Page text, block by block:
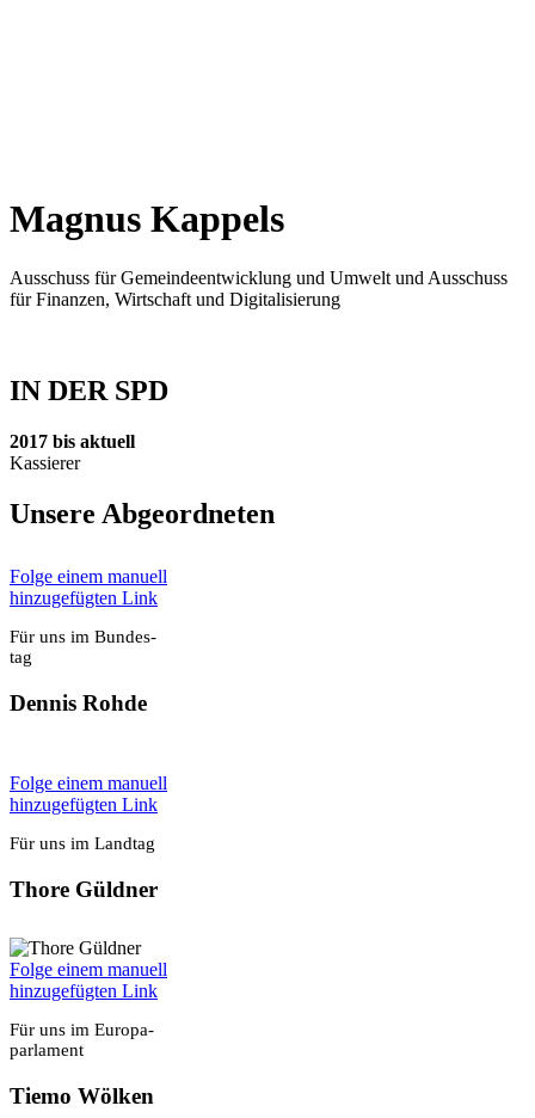
Magnus Kap­pels
Aus­schuss für Gemein­de­ent­wick­lung und Umwelt und Aus­schuss
für Finan­zen, Wirt­schaft und Digi­ta­li­sie­rung
IN DER SPD
2017 bis aktu­ell
Kas­sie­rer
Unse­re Abge­ord­ne­ten
Fol­ge einem manu­ell
hin­zu­ge­füg­ten Link
Für uns im Bun­des­
tag
Den­nis Roh­de
Fol­ge einem manu­ell
hin­zu­ge­füg­ten Link
Für uns im Land­tag
Tho­re Güld­ner
Fol­ge einem manu­ell
hin­zu­ge­füg­ten Link
Für uns im Euro­pa­
par­la­ment
Tie­mo Wöl­ken